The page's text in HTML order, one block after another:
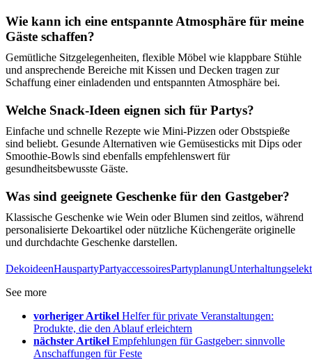
Wie kann ich eine entspannte Atmosphäre für meine
Gäste schaffen?
Gemütliche Sitzgelegenheiten, flexible Möbel wie klappbare Stühle
und ansprechende Bereiche mit Kissen und Decken tragen zur
Schaffung einer einladenden und entspannten Atmosphäre bei.
Welche Snack-Ideen eignen sich für Partys?
Einfache und schnelle Rezepte wie Mini-Pizzen oder Obstspieße
sind beliebt. Gesunde Alternativen wie Gemüsesticks mit Dips oder
Smoothie-Bowls sind ebenfalls empfehlenswert für
gesundheitsbewusste Gäste.
Was sind geeignete Geschenke für den Gastgeber?
Klassische Geschenke wie Wein oder Blumen sind zeitlos, während
personalisierte Dekoartikel oder nützliche Küchengeräte originelle
und durchdachte Geschenke darstellen.
DekoideenHauspartyPartyaccessoiresPartyplanung
See more
vorheriger Artikel Helfer für private Veranstaltungen:
Produkte, die den Ablauf erleichtern
nächster Artikel Empfehlungen für Gastgeber: sinnvolle
Anschaffungen für Feste